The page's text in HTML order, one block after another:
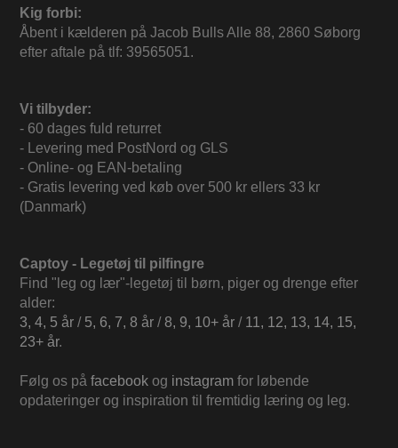
Kig forbi:
Åbent i kælderen på Jacob Bulls Alle 88, 2860 Søborg
efter aftale på tlf: 39565051.
Vi tilbyder:
- 60 dages fuld returret
- Levering med PostNord og GLS
- Online- og EAN-betaling
- Gratis levering ved køb over 500 kr ellers 33 kr
(Danmark)
Captoy - Legetøj til pilfingre
Find "leg og lær"-legetøj til børn, piger og drenge efter
alder:
3, 4, 5 år / 5, 6, 7, 8 år /8, 9, 10+ år / 11, 12, 13, 14, 15,
23+ år.
Følg os på facebook og instagram for løbende
opdateringer og inspiration til fremtidig læring og leg.